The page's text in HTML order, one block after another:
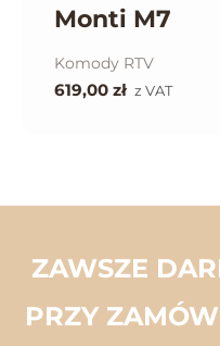
Monti M7
Komody RTV
619,00 zł z VAT
ZAWSZE
PRZY